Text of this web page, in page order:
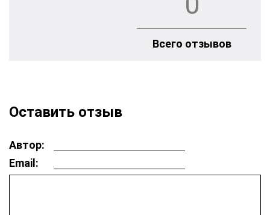
Всего отзывов
Оставить отзыв
Автор:
Email: